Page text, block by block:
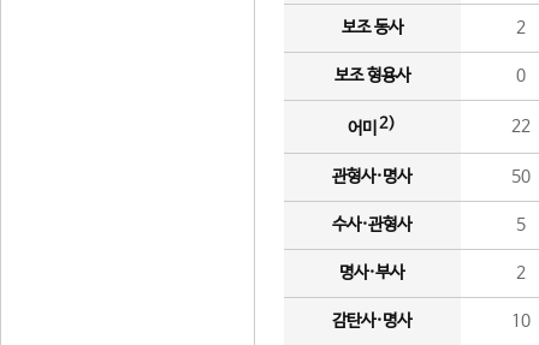
보조 동사 2
보조 형용사 0
어미 2) 22
관형사·명사 50
수사·관형사 5
명사·부사 2
감탄사·명사 10